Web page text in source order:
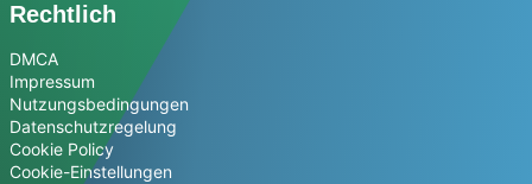
Rechtlich
DMCA
Impressum
Nutzungsbedingungen
Datenschutzregelung
Cookie Policy
Cookie-Einstellungen